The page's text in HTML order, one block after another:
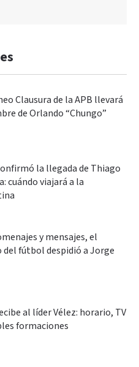
Clausura de la APB llevará
de Orlando “Chungo”
la llegada de Thiago
cuándo viajará a la
y mensajes, el
del fútbol despidió a Jorge
al líder Vélez: horario, TV
formaciones